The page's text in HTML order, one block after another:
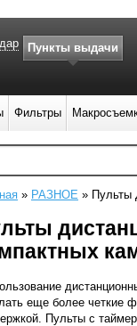
» РАЗНОЕ » Пульты
еще более четкие
Пульты с
Пункты выдачи
Фильтры